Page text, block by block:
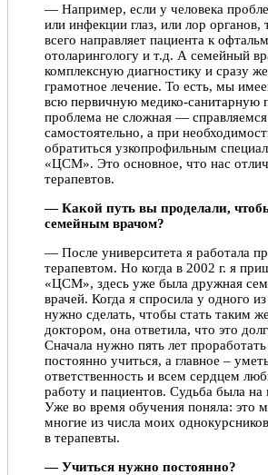
— Например, если у человека
или инфекции глаз, или лор органов,
всего направляет пациента к
отоларингологу и т.д. А семейный
комплексную диагностику и сразу
грамотное лечение. То есть, мы
всю первичную медико-санитарную
проблема не сложная — справляемся
самостоятельно, а при
обратиться узкопрофильным
«ЦСМ». Это основное, что нас
терапевтов.
— Какой путь вы проделали,
семейным врачом?
— После университета я работала
терапевтом. Но когда в 2002 г. я
«ЦСМ», здесь уже была дружная
врачей. Когда я спросила у одного
нужно сделать, чтобы стать таким
доктором, она ответила, что это
Сначала нужно пять лет
постоянно учиться, а главное –
ответственность и всем сердцем
работу и пациентов. Судьба была на
Уже во время обучения поняла: это
многие из числа моих
в терапевты.
— Учиться нужно постоянно?